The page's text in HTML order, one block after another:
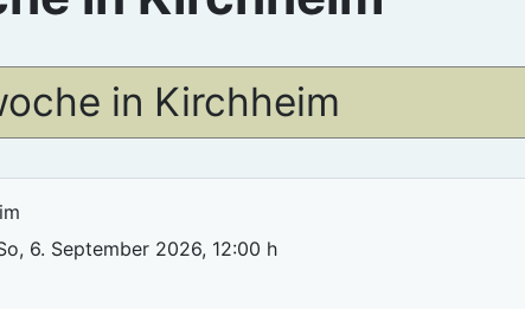
in Kirchheim
6. September 2026, 12:00 h